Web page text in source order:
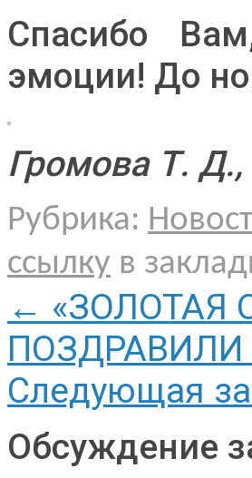
Спасибо
эмоции! До
Громова Т. Д.,
Рубрика:
ссылку в
← «ЗОЛОТАЯ
ПОЗДРАВИЛИ
Следующая
Обсуждение